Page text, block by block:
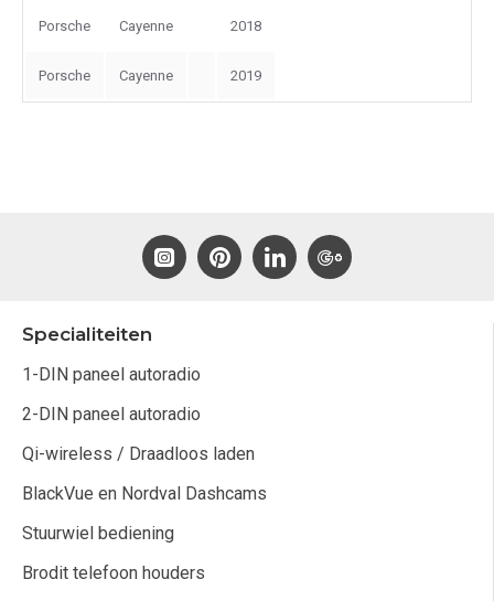
Porsche Cayenne 2018
Porsche Cayenne 2019
Specialiteiten
1-DIN paneel autoradio
2-DIN paneel autoradio
Qi-wireless / Draadloos laden
BlackVue en Nordval Dashcams
Stuurwiel bediening
Brodit telefoon houders